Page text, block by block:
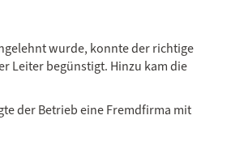
wurde, konnte der richtige
Leiter begünstigt. Hinzu kam die
der Betrieb eine Fremdfirma mit